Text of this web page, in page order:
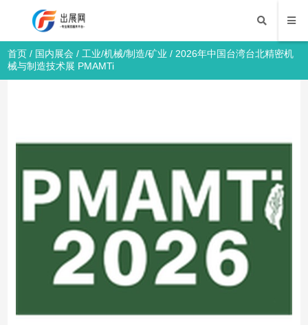
首页 / 国内展会 / 工业/机械/制造/矿业 / 2026年中国台湾台北精密机
械与制造技术展 PMAMTi